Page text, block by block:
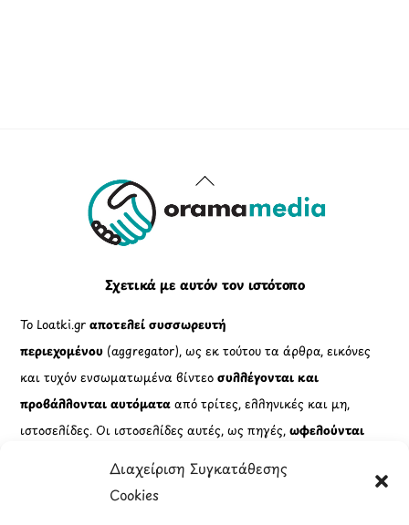
Διαχείριση Συγκατάθεσης
Cookies
Back
To
Σχετικά με αυτόν τον ιστότοπο
Το Loatki.grαποτελεί συσσωρευτή
περιεχομένου (aggregator), ως εκ τούτου τα άρθρα, εικόνες
και τυχόν ενσωματωμένα βίντεοσυλλέγονται και
προβάλλονται αυτόματααπό τρίτες, ελληνικές και μη,
ιστοσελίδες. Οι ιστοσελίδες αυτές, ως πηγές,ωφελούνται
συνεισφέρει στην επισκεψιμότητά τους και στη